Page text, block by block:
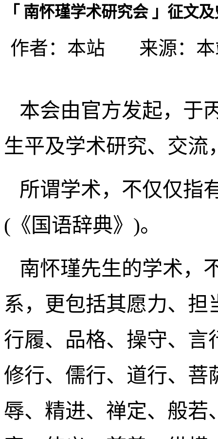
「 南怀瑾学术研究会 」征文
作者： 本站 来源：
本会由官方发起，于
生平及学术研究、交流
所谓学术，不仅仅指
(《国语辞典》)。
南怀瑾先生的学术，
系，更包括其愿力、
行履、品格、操守、言
修行、儒行、道行、菩
辱、精进、禅定、般若